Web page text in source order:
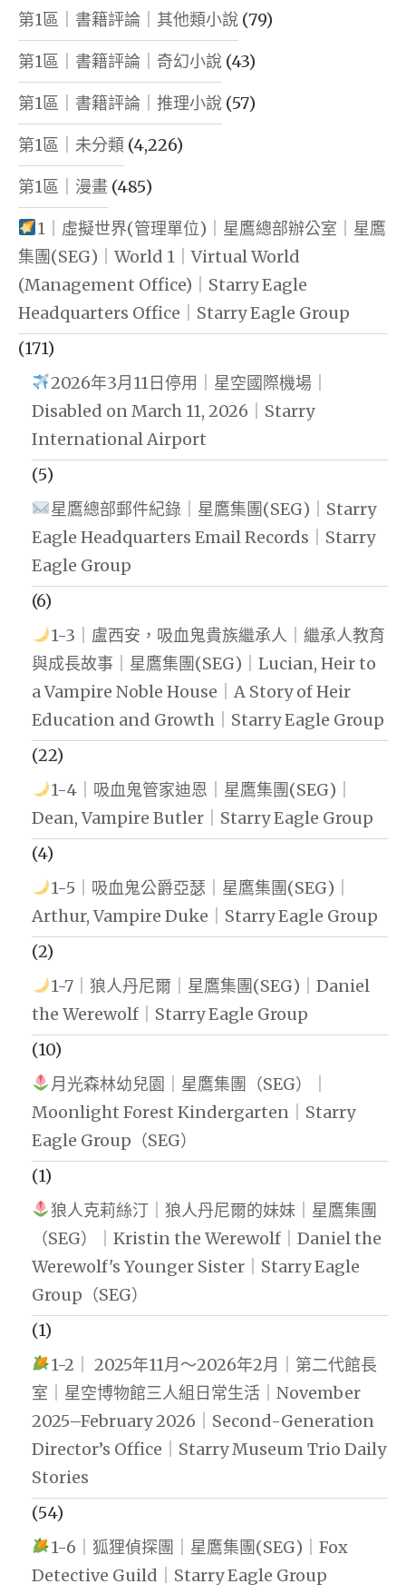
第1區｜書籍評論｜其他類小說 (79)
第1區｜書籍評論｜奇幻小說 (43)
第1區｜書籍評論｜推理小說 (57)
第1區｜未分類 (4,226)
第1區｜漫畫 (485)
1｜虛擬世界(管理單位)｜星鷹總部辦公室｜星鷹
集團(SEG)｜World 1｜Virtual World
(Management Office)｜Starry Eagle
Headquarters Office｜Starry Eagle Group
(171)
2026年3月11日停用｜星空國際機場｜
Disabled on March 11, 2026｜Starry
International Airport
(5)
星鷹總部郵件紀錄｜星鷹集團(SEG)｜Starry
Eagle Headquarters Email Records｜Starry
Eagle Group
(6)
1-3｜盧西安，吸血鬼貴族繼承人｜繼承人教育
與成長故事｜星鷹集團(SEG)｜Lucian, Heir to
a Vampire Noble House｜A Story of Heir
Education and Growth｜Starry Eagle Group
(22)
1-4｜吸血鬼管家迪恩｜星鷹集團(SEG)｜
Dean, Vampire Butler｜Starry Eagle Group
(4)
1-5｜吸血鬼公爵亞瑟｜星鷹集團(SEG)｜
Arthur, Vampire Duke｜Starry Eagle Group
(2)
1-7｜狼人丹尼爾｜星鷹集團(SEG)｜Daniel
the Werewolf｜Starry Eagle Group
(10)
月光森林幼兒園｜星鷹集團（SEG）｜
Moonlight Forest Kindergarten｜Starry
Eagle Group（SEG）
(1)
狼人克莉絲汀｜狼人丹尼爾的妹妹｜星鷹集團
（SEG）｜Kristin the Werewolf｜Daniel the
Werewolf's Younger Sister｜Starry Eagle
Group（SEG）
(1)
1-2｜ 2025年11月～2026年2月｜第二代館長
室｜星空博物館三人組日常生活｜November
2025–February 2026｜Second-Generation
Director’s Office｜Starry Museum Trio Daily
Stories
(54)
1-6｜狐狸偵探團｜星鷹集團(SEG)｜Fox
Detective Guild｜Starry Eagle Group